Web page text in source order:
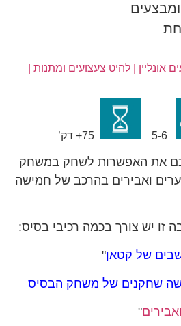
את האפשרות לשחק במשחק
ואבירים בהרכב של חמישה
יש צורך בכמה רכיבי בסיס:
של קטאן"
שחקנים של משחק הבסיס
"